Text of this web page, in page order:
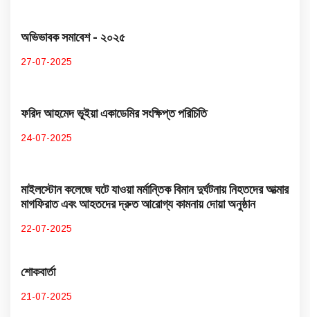
অভিভাবক সমাবেশ - ২০২৫
27-07-2025
ফরিদ আহমেদ ভূইয়া একাডেমির সংক্ষিপ্ত পরিচিতি
24-07-2025
মাইলস্টোন কলেজে ঘটে যাওয়া মর্মান্তিক বিমান দুর্ঘটনায় নিহতদের আত্মার
মাগফিরাত এবং আহতদের দ্রুত আরোগ্য কামনায় দোয়া অনুষ্ঠান
22-07-2025
শোকবার্তা
21-07-2025